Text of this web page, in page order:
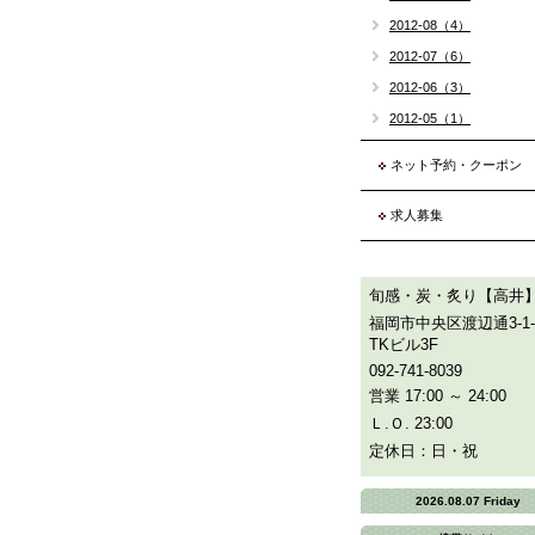
2012-08（4）
2012-07（6）
2012-06（3）
2012-05（1）
ネット予約・クーポン
求人募集
旬感・炭・炙り【高井
福岡市中央区渡辺通3-
TKビル3F
092-741-8039
営業 17:00 ～ 24:00
Ｌ.Ｏ. 23:00
定休日：日・祝
2026.08.07 Friday